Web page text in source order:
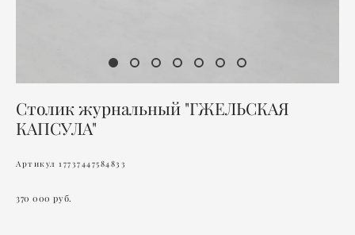
Столик журнальный "ГЖЕЛЬСКАЯ
КАПСУЛА"
Артикул 17737447584833
370 000 pуб.